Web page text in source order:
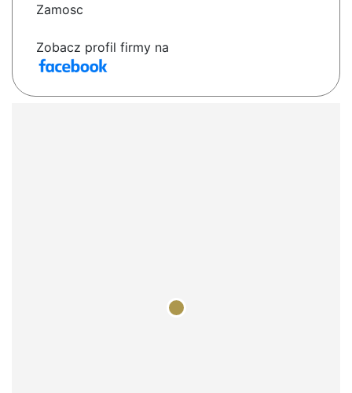
Zamosc
Zobacz profil firmy na